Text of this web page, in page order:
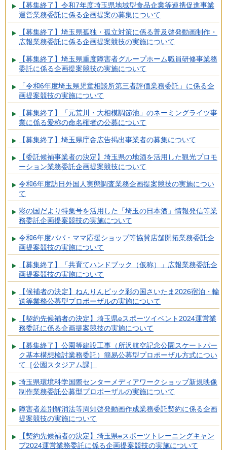
【募集終了】令和7年度埼玉県地域型食品企業等連携促進事業
運営業務委託に係る企画提案の募集について
【募集終了】埼玉県孤独・孤立対策に係る普及啓発動画制作・
広報業務委託に係る企画提案競技の実施について
【募集終了】埼玉県重度障害者グループホーム職員研修事業務
委託に係る企画提案競技の実施について
「令和6年度埼玉県児童相談所第三者評価業務委託」に係る企
画提案競技の実施について
【募集終了】「元荒川・大相模調節池」のネーミングライツ事
業に係る愛称の命名権者の公募について
【募集終了】埼玉県庁舎広告掲出事業者の募集について
【委託候補事業者の決定】埼玉県の地酒を活用した観光プロモ
ーション業務委託企画提案競技について
令和6年度訪日外国人実態調査業務企画提案競技の実施につい
て
彩の国だより特集号を活用した「埼玉の日本酒」情報発信等業
務委託企画提案競技の実施について
令和6年度パパ・ママ応援ショップ等協賛店舗開拓業務委託企
画提案競技の実施について
【募集終了】「共育てハンドブック（仮称）」広報業務委託企
画提案競技の実施について
【候補者の決定】ねんりんピック彩の国さいたま2026宿泊・輸
送等業務公募型プロポーザルの実施について
【契約先候補者の決定】埼玉県eスポーツイベント2024運営業
務委託に係る企画提案競技の実施について
【募集終了】公園等建設工事（所沢航空記念公園スケートパー
ク基本構想検討業務委託）簡易公募型プロポーザル方式につい
て［公園スタジアム課］
埼玉県環境科学国際センターメディアワークショップ新規映像
制作業務委託公募型プロポーザルの実施について
障害者差別解消法等周知啓発動画作成業務委託契約に係る企画
提案競技の実施について
【契約先候補者の決定】埼玉県eスポーツトレーニングキャン
プ2024運営業務委託に係る企画提案競技の実施について